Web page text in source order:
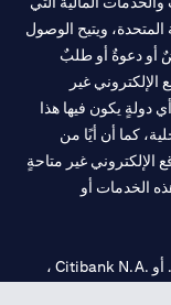
ويتيح الوصول
أو دعوةٌ أو طلبٌ
الإلكتروني غير
يكون فيها هذا
كما أن أيًا من
الإلكتروني غير متاحةٍ
الخدمات أو
سيتي بنك هي علامة خدمة لشركة Citigroup Inc. أو .Citibank N.A ،